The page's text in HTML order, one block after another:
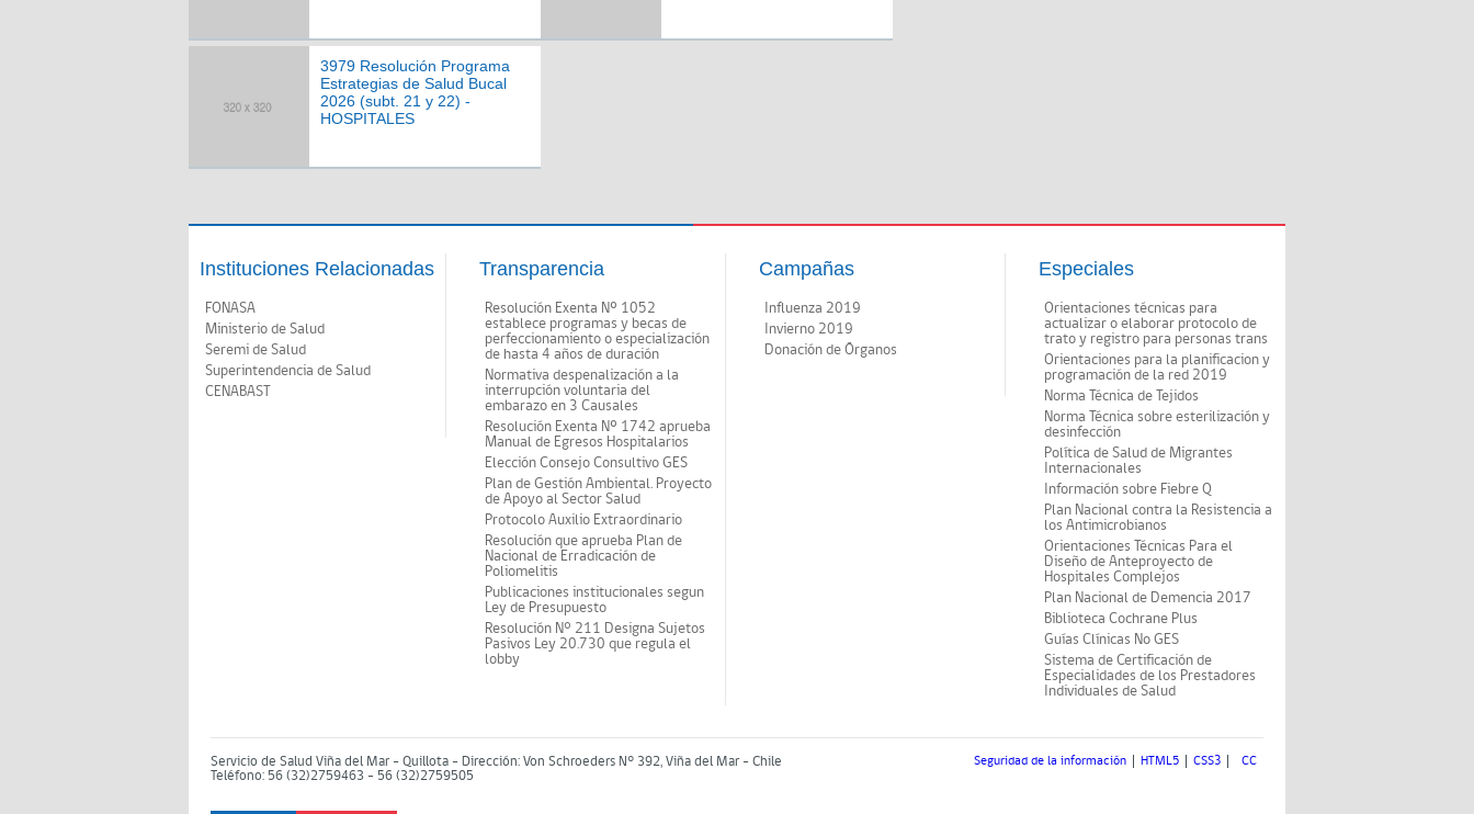
3979 Resolución Programa
Estrategias de Salud Bucal
2026 (subt. 21 y 22) -
HOSPITALES
Instituciones Relacionadas
FONASA
Ministerio de Salud
Seremi de Salud
Superintendencia de Salud
CENABAST
Transparencia
Resolución Exenta Nº 1052
establece programas y becas de
perfeccionamiento o especialización
de hasta 4 años de duración
Normativa despenalización a la
interrupción voluntaria del
embarazo en 3 Causales
Resolución Exenta Nº 1742 aprueba
Manual de Egresos Hospitalarios
Elección Consejo Consultivo GES
Plan de Gestión Ambiental. Proyecto
de Apoyo al Sector Salud
Protocolo Auxilio Extraordinario
Resolución que aprueba Plan de
Nacional de Erradicación de
Poliomelitis
Publicaciones institucionales segun
Ley de Presupuesto
Resolución N° 211 Designa Sujetos
Pasivos Ley 20.730 que regula el
lobby
Campañas
Influenza 2019
Invierno 2019
Donación de Órganos
Especiales
Orientaciones técnicas para
actualizar o elaborar protocolo de
trato y registro para personas trans
Orientaciones para la planificacion y
programación de la red 2019
Norma Técnica de Tejidos
Norma Técnica sobre esterilización y
desinfección
Política de Salud de Migrantes
Internacionales
Información sobre Fiebre Q
Plan Nacional contra la Resistencia a
los Antimicrobianos
Orientaciones Técnicas Para el
Diseño de Anteproyecto de
Hospitales Complejos
Plan Nacional de Demencia 2017
Biblioteca Cochrane Plus
Guías Clínicas No GES
Sistema de Certificación de
Especialidades de los Prestadores
Individuales de Salud
Servicio de Salud Viña del Mar – Quillota - Dirección: Von Schroeders N° 392, Viña del Mar - Chile
Teléfono: 56 (32)2759463 - 56 (32)2759505
Seguridad de la información HTML5 CSS3 CC